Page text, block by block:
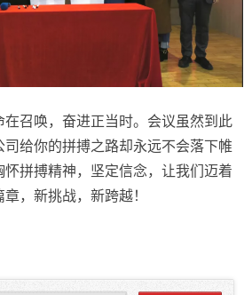
在召唤，奋进正当时。会议虽然到此
给你的拼搏之路却永远不会落下帷
拼搏精神，坚定信念，让我们迈着
，新挑战，新跨越！